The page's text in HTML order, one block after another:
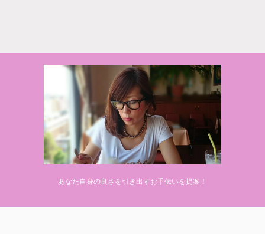
あなた自身の良さを引き出すお手伝いを提案！
AFFINGER5